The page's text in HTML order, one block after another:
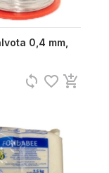
0,4 mm,
sync favorite_border add_shopping_cart